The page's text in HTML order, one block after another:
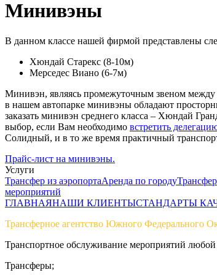
Минивэны
В данном классе нашей фирмой представлены
Хюндай Старекс (8-10м)
Мерседес Виано (6-7м)
Минивэн, являясь промежуточным звеном
в нашем автопарке минивэны обладают
заказать минивэн среднего класса – Хюндай
выбор, если Вам необходимо встретить
Солидный, и в то же время практичный
Прайс-лист на минивэны.
Услуги
Трансфер из аэропортаАренда по городу
мероприятий
ГЛАВНАЯНАШИ КЛИЕНТЫСТАНДАРТЫ
Трансферное агентство Южного Федерального
Транспортное обслуживание мероприятий
Трансферы;